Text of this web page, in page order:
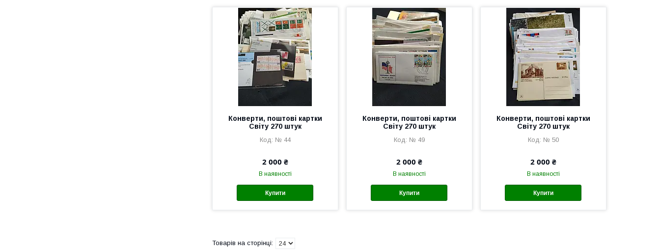
Конверти, поштові картки
Світу 270 штук
№ 44
2 000 ₴
В наявності
Купити
Конверти, поштові картки
Світу 270 штук
№ 49
2 000 ₴
В наявності
Купити
Конверти, поштові картки
Світу 270 штук
№ 50
2 000 ₴
В наявності
Купити